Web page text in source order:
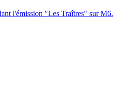
l'émission "Les Traîtres" sur M6.